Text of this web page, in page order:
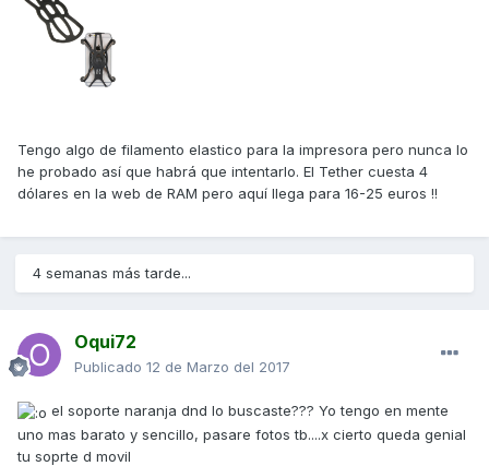
Tengo algo de filamento elastico para la impresora pero nunca lo
he probado así que habrá que intentarlo. El Tether cuesta 4
dólares en la web de RAM pero aquí llega para 16-25 euros !!
4 semanas más tarde...
Oqui72
Publicado 12 de Marzo del 2017
el soporte naranja dnd lo buscaste??? Yo tengo en mente
uno mas barato y sencillo, pasare fotos tb....x cierto queda genial
tu soprte d movil